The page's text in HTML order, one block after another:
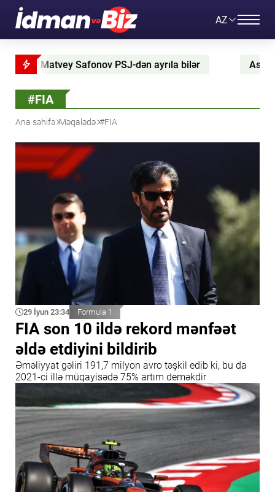
AZ
dən ayrıla bilər Aslaninin “Hoffenhaym”dan
#FIA
Ana səhifə Məqalədə #FIA
29 İyun 23:34 Formula 1
FIA son 10 ildə rekord mənfəət
əldə etdiyini bildirib
Əməliyyat gəliri 191,7 milyon avro təşkil edib ki, bu da
2021-ci illə müqayisədə 75% artım deməkdir